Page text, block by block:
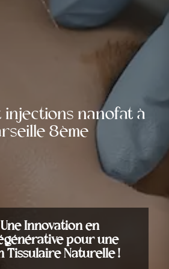
injections nanofat à
8ème
Innovation en
pour une
Tissulaire Naturelle !